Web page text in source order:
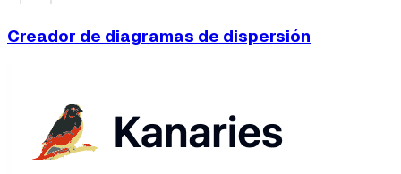
Creador de diagramas de dispersión